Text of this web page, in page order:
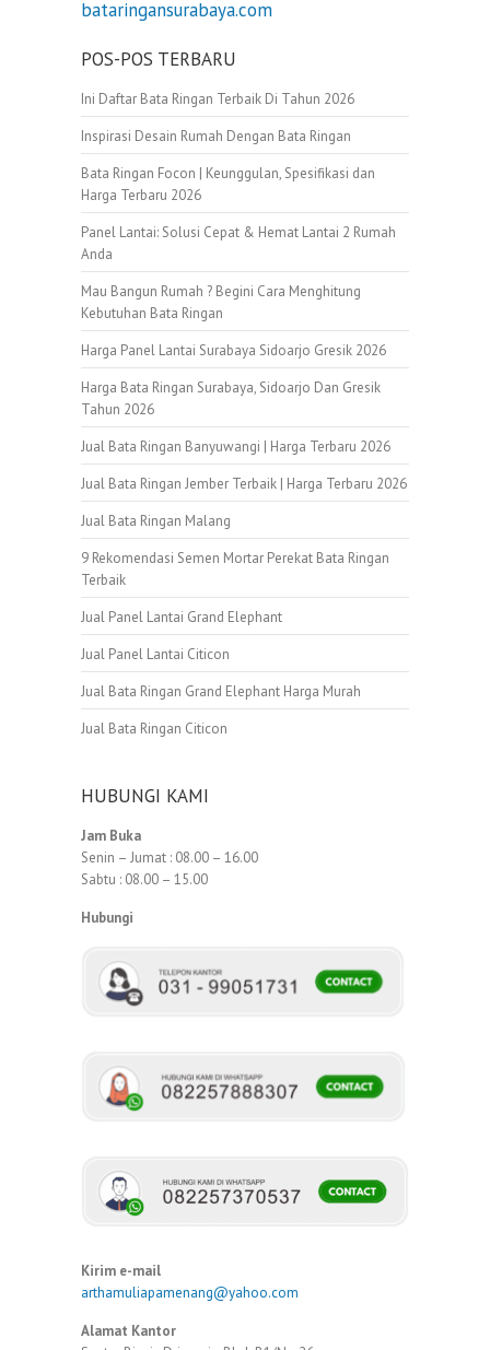
bataringansurabaya.com
POS-POS TERBARU
Ini Daftar Bata Ringan Terbaik Di Tahun 2026
Inspirasi Desain Rumah Dengan Bata Ringan
Bata Ringan Focon | Keunggulan, Spesifikasi dan
Harga Terbaru 2026
Panel Lantai: Solusi Cepat & Hemat Lantai 2 Rumah
Anda
Mau Bangun Rumah ? Begini Cara Menghitung
Kebutuhan Bata Ringan
Harga Panel Lantai Surabaya Sidoarjo Gresik 2026
Harga Bata Ringan Surabaya, Sidoarjo Dan Gresik
Tahun 2026
Jual Bata Ringan Banyuwangi | Harga Terbaru 2026
Jual Bata Ringan Jember Terbaik | Harga Terbaru 2026
Jual Bata Ringan Malang
9 Rekomendasi Semen Mortar Perekat Bata Ringan
Terbaik
Jual Panel Lantai Grand Elephant
Jual Panel Lantai Citicon
Jual Bata Ringan Grand Elephant Harga Murah
Jual Bata Ringan Citicon
HUBUNGI KAMI
Jam Buka
Senin – Jumat : 08.00 – 16.00
Sabtu : 08.00 – 15.00
Hubungi
Kirim e-mail
arthamuliapamenang@yahoo.com
Alamat Kantor